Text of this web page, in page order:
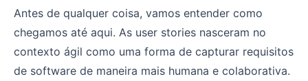
Antes de qualquer coisa, vamos entender como
chegamos até aqui. As user stories nasceram no
contexto ágil como uma forma de capturar requisitos
de software de maneira mais humana e colaborativa.